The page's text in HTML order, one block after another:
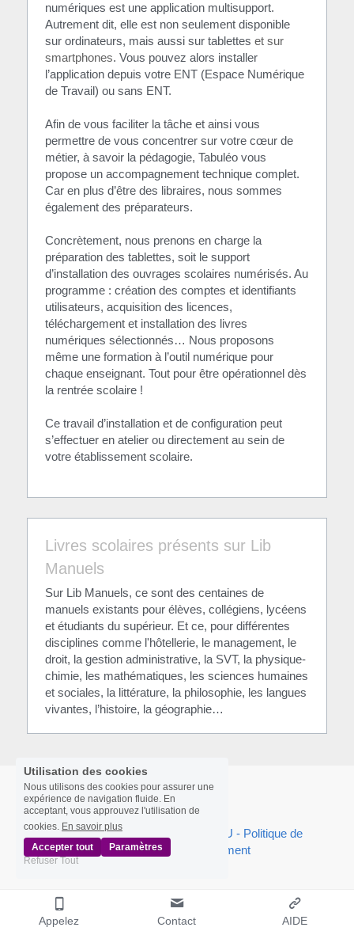
numériques est une application multisupport.
Autrement dit, elle est non seulement disponible
sur ordinateurs, mais aussi sur tablettes et sur
smartphones. Vous pouvez alors installer
l’application depuis votre ENT (Espace Numérique
de Travail) ou sans ENT.
Afin de vous faciliter la tâche et ainsi vous
permettre de vous concentrer sur votre cœur de
métier, à savoir la pédagogie, Tabuléo vous
propose un accompagnement technique complet.
Car en plus d’être des libraires, nous sommes
également des préparateurs.
Concrètement, nous prenons en charge la
préparation des tablettes, soit le support
d’installation des ouvrages scolaires numérisés. Au
programme : création des comptes et identifiants
utilisateurs, acquisition des licences,
téléchargement et installation des livres
numériques sélectionnés… Nous proposons
même une formation à l’outil numérique pour
chaque enseignant. Tout pour être opérationnel dès
la rentrée scolaire !
Ce travail d’installation et de configuration peut
s’effectuer en atelier ou directement au sein de
votre établissement scolaire.
Livres scolaires présents sur Lib
Manuels
Sur Lib Manuels, ce sont des centaines de
manuels existants pour élèves, collégiens, lycéens
et étudiants du supérieur. Et ce, pour différentes
disciplines comme l'hôtellerie, le management, le
droit, la gestion administrative, la SVT, la physique-
chimie, les mathématiques, les sciences humaines
et sociales, la littérature, la philosophie, les langues
vivantes, l’histoire, la géographie…
Presse/Actu | Mention légale - CGU - Politique de
confidentialité
Recrutement
Appelez Contact AIDE
Utilisation des cookies
Nous utilisons des cookies pour assurer une
expérience de navigation fluide. En
acceptant, vous approuvez l'utilisation de
cookies. En savoir plus
Accepter tout
Paramètres
Refuser Tout